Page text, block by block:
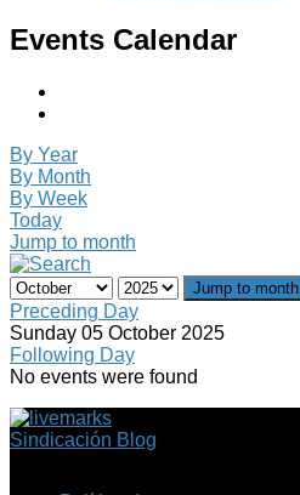
Events Calendar
By Year
By Month
By Week
Today
Jump to month
Jump to month
Preceding Day
Sunday 05 October 2025
Following Day
No events were found
Sindicación Blog